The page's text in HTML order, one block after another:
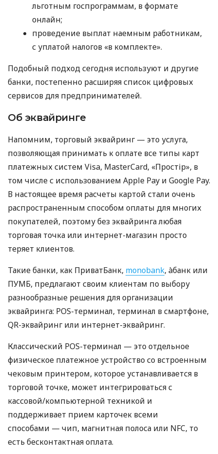
льготным госпрограммам, в формате
онлайн;
проведение выплат наемным работникам,
с уплатой налогов «в комплекте».
Подобный подход сегодня используют и другие
банки, постепенно расширяя список цифровых
сервисов для предпринимателей.
Об эквайринге
Напомним, торговый эквайринг — это услуга,
позволяющая принимать к оплате все типы карт
платежных систем Visa, MasterCard, «Простір», в
том числе с использованием Apple Pay и Google Pay.
В настоящее время расчеты картой стали очень
распространенным способом оплаты для многих
покупателей, поэтому без эквайринга любая
торговая точка или интернет-магазин просто
теряет клиентов.
Такие банки, как ПриватБанк, monobank, àбанк или
ПУМБ, предлагают своим клиентам по выбору
разнообразные решения для организации
эквайринга: POS-терминал, терминал в смартфоне,
QR-эквайринг или интернет-эквайринг.
Классический POS-терминал — это отдельное
физическое платежное устройство со встроенным
чековым принтером, которое устанавливается в
торговой точке, может интегрироваться с
кассовой/компьютерной техникой и
поддерживает прием карточек всеми
способами — чип, магнитная полоса или NFC, то
есть бесконтактная оплата.